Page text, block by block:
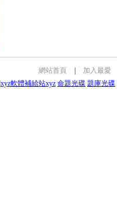
網站首頁
加入最愛
xyz軟體補給站xyz 命題光碟 題庫光碟